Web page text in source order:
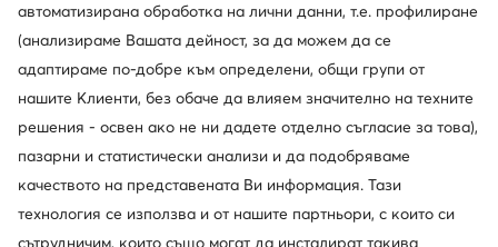
Най-ниска цена114,53 €-9%
автоматизирана обработка на лични данни, т.е. профилиране
(анализираме Вашата дейност, за да можем да се
адаптираме по-добре към определени, общи групи от
нашите Клиенти, без обаче да влияем значително на техните
решения - освен ако не ни дадете отделно съгласие за това),
пазарни и статистически анализи и да подобряваме
качеството на представената Ви информация. Тази
технология се използва и от нашите партньори, с които си
сътрудничим, които също могат да инсталират такива